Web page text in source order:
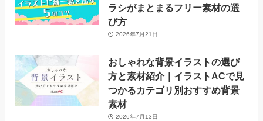
ラシがまとまるフリー素材の選
び方
2026年7月21日
おしゃれな背景イラストの選び
方と素材紹介｜イラストACで見
つかるカテゴリ別おすすめ背景
素材
2026年7月13日